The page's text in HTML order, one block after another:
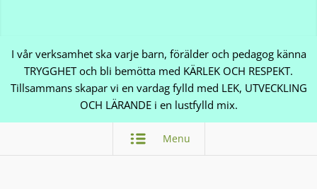
I vår verksamhet ska varje barn, förälder och pedagog känna
TRYGGHET och bli bemötta med KÄRLEK OCH RESPEKT.
Tillsammans skapar vi en vardag fylld med LEK, UTVECKLING
OCH LÄRANDE i en lustfylld mix.
Menu